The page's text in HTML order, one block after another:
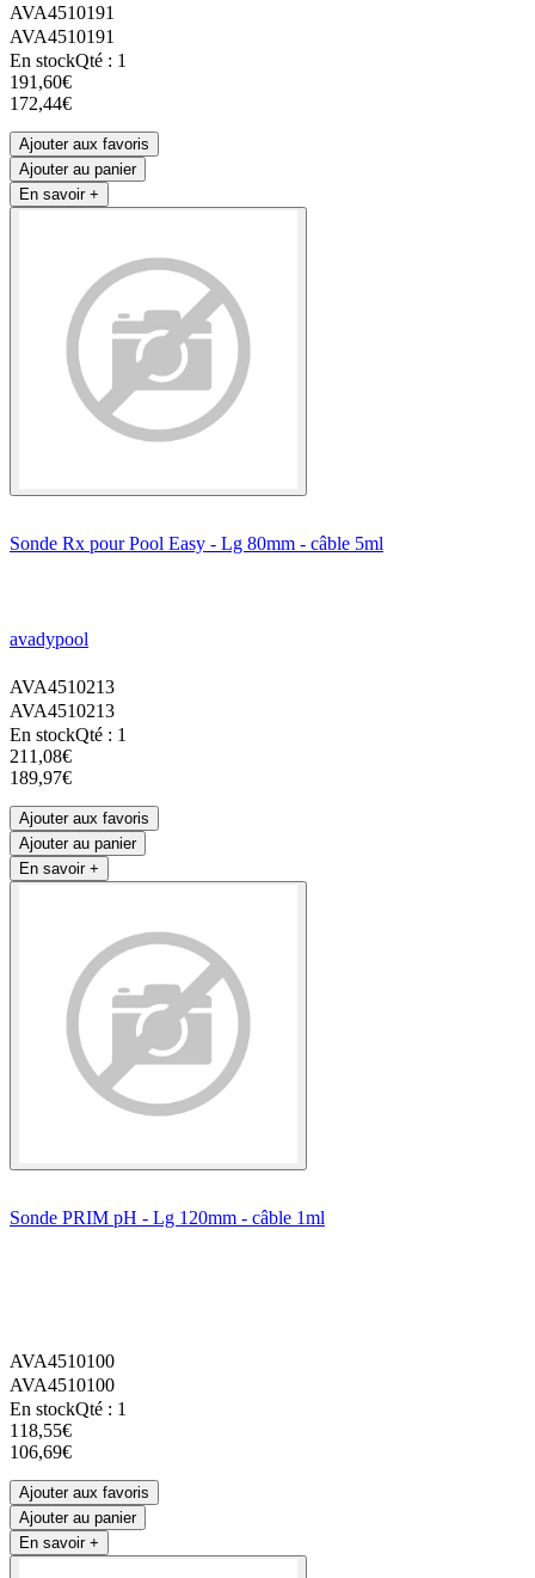
AVA4510191
AVA4510191
En stockQté : 1
191,60€
172,44€
Ajouter aux favoris
Ajouter au panier
En savoir +
Sonde Rx pour Pool Easy - Lg 80mm - câble 5ml
avadypool
AVA4510213
AVA4510213
En stockQté : 1
211,08€
189,97€
Ajouter aux favoris
Ajouter au panier
En savoir +
Sonde PRIM pH - Lg 120mm - câble 1ml
AVA4510100
AVA4510100
En stockQté : 1
118,55€
106,69€
Ajouter aux favoris
Ajouter au panier
En savoir +